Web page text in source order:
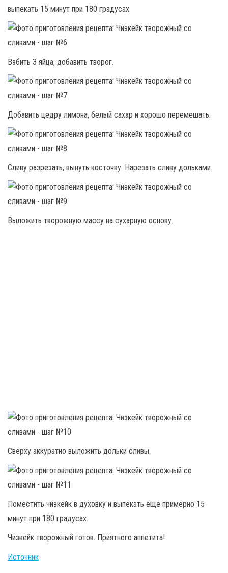
выпекать 15 минут при 180 градусах.
Взбить 3 яйца, добавить творог.
Добавить цедру лимона, белый сахар и хорошо перемешать.
Сливу разрезать, вынуть косточку. Нарезать сливу дольками.
Выложить творожную массу на сухарную основу.
Сверху аккуратно выложить дольки сливы.
Поместить чизкейк в духовку и выпекать еще примерно 15
минут при 180 градусах.
Чизкейк творожный готов. Приятного аппетита!
Источник